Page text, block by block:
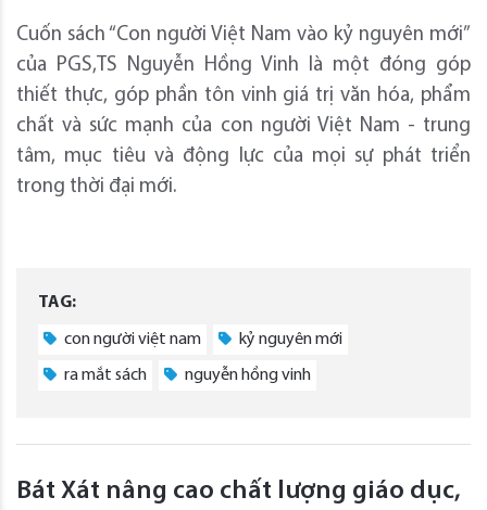
Cuốn sách “Con người Việt Nam vào kỷ nguyên mới”
của PGS,TS Nguyễn Hồng Vinh là một đóng góp
thiết thực, góp phần tôn vinh giá trị văn hóa, phẩm
chất và sức mạnh của con người Việt Nam - trung
tâm, mục tiêu và động lực của mọi sự phát triển
trong thời đại mới.
TAG:
con người việt nam kỷ nguyên mới
ra mắt sách nguyễn hồng vinh
Bát Xát nâng cao chất lượng giáo dục,